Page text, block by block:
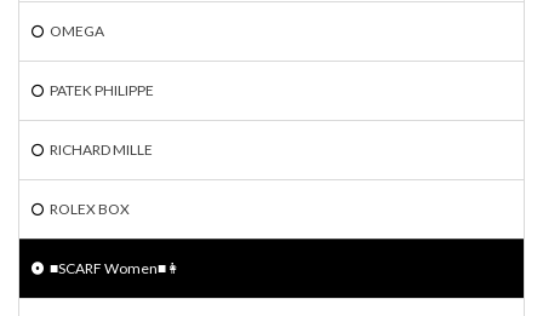
OMEGA
PATEK PHILIPPE
RICHARD MILLE
ROLEX BOX
■SCARF Women■👩